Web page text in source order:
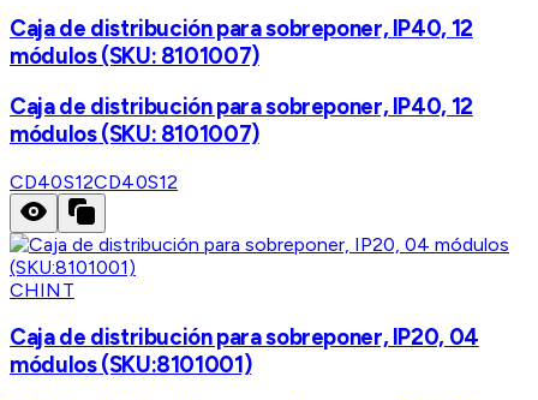
Caja de distribución para sobreponer, IP40, 12
módulos (SKU: 8101007)
Caja de distribución para sobreponer, IP40, 12
módulos (SKU: 8101007)
CD40S12CD40S12
CHINT
Caja de distribución para sobreponer, IP20, 04
módulos (SKU:8101001)